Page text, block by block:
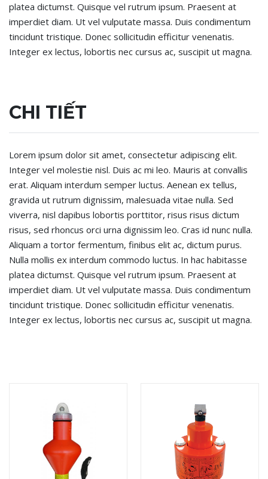
platea dictumst. Quisque vel rutrum ipsum. Praesent at
imperdiet diam. Ut vel vulputate massa. Duis condimentum
tincidunt tristique. Donec sollicitudin efficitur venenatis.
Integer ex lectus, lobortis nec cursus ac, suscipit ut magna.
CHI TIẾT
Lorem ipsum dolor sit amet, consectetur adipiscing elit.
Integer vel molestie nisl. Duis ac mi leo. Mauris at convallis
erat. Aliquam interdum semper luctus. Aenean ex tellus,
gravida ut rutrum dignissim, malesuada vitae nulla. Sed
viverra, nisl dapibus lobortis porttitor, risus risus dictum
risus, sed rhoncus orci urna dignissim leo. Cras id nunc nulla.
Aliquam a tortor fermentum, finibus elit ac, dictum purus.
Nulla mollis ex interdum commodo luctus. In hac habitasse
platea dictumst. Quisque vel rutrum ipsum. Praesent at
imperdiet diam. Ut vel vulputate massa. Duis condimentum
tincidunt tristique. Donec sollicitudin efficitur venenatis.
Integer ex lectus, lobortis nec cursus ac, suscipit ut magna.